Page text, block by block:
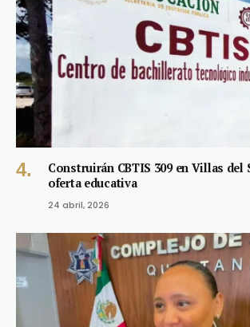
Construirán CBTIS 309 en Villas del
oferta educativa
24 abril, 2026